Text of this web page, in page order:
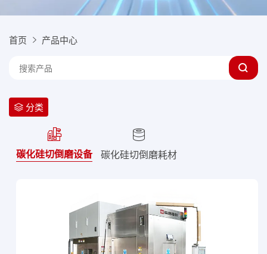
首页 产品中心
分类
碳化硅切倒磨设备 碳化硅切倒磨耗材